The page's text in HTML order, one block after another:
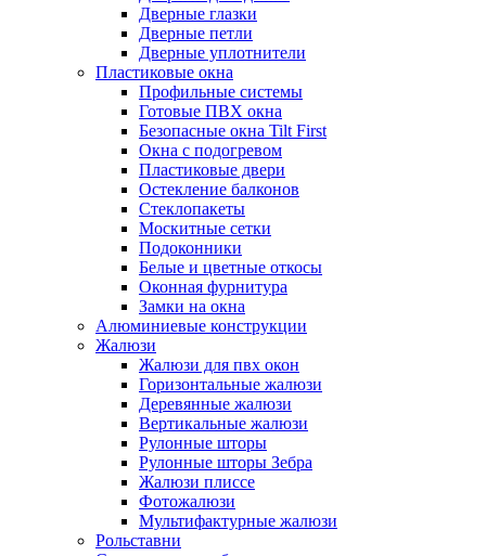
Дверные глазки
Дверные петли
Дверные уплотнители
Пластиковые окна
Профильные системы
Готовые ПВХ окна
Безопасные окна Tilt First
Окна с подогревом
Пластиковые двери
Остекление балконов
Стеклопакеты
Москитные сетки
Подоконники
Белые и цветные откосы
Оконная фурнитура
Замки на окна
Алюминиевые конструкции
Жалюзи
Жалюзи для пвх окон
Горизонтальные жалюзи
Деревянные жалюзи
Вертикальные жалюзи
Рулонные шторы
Рулонные шторы Зебра
Жалюзи плиссе
Фотожалюзи
Мультифактурные жалюзи
Рольставни